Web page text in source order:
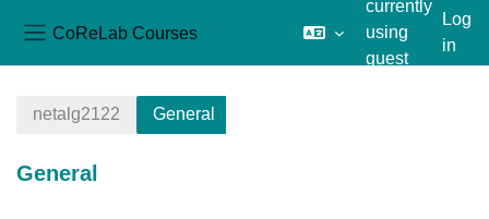
CoReLab Courses
currently
using
guest
Log
in
netalg2122 General
General